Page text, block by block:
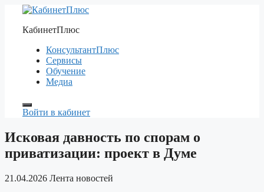
Перейти
содержимому
КабинетПлюс
КонсультантПлюс
Сервисы
Обучение
Медиа
Войти в кабинет
Исковая давность по спорам о
приватизации: проект в Думе
21.04.2026 Лента новостей